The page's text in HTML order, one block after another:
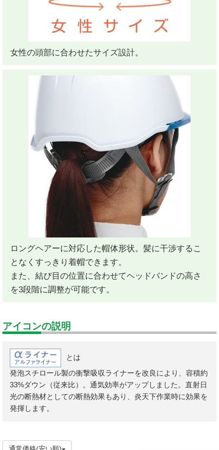
女性の頭部に合わせたサイズ設計。
ロングヘアーに対応した帽体形状。髪に干渉するこ
となくすっきり着帽できます。
また、結び目の位置に合わせてヘッドバンドの高さ
を3段階に調整が可能です。
アイコンの説明
とは
発泡スチロール製の衝撃吸収ライナーを改良により、容積約
33%ダウン（従来比）。通気効率がアップしました。直射日
光の断熱材としての断熱効果もあり、炎天下作業時に効果を
発揮します。